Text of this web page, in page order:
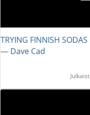
TRYING FINNISH
― Dave Cad